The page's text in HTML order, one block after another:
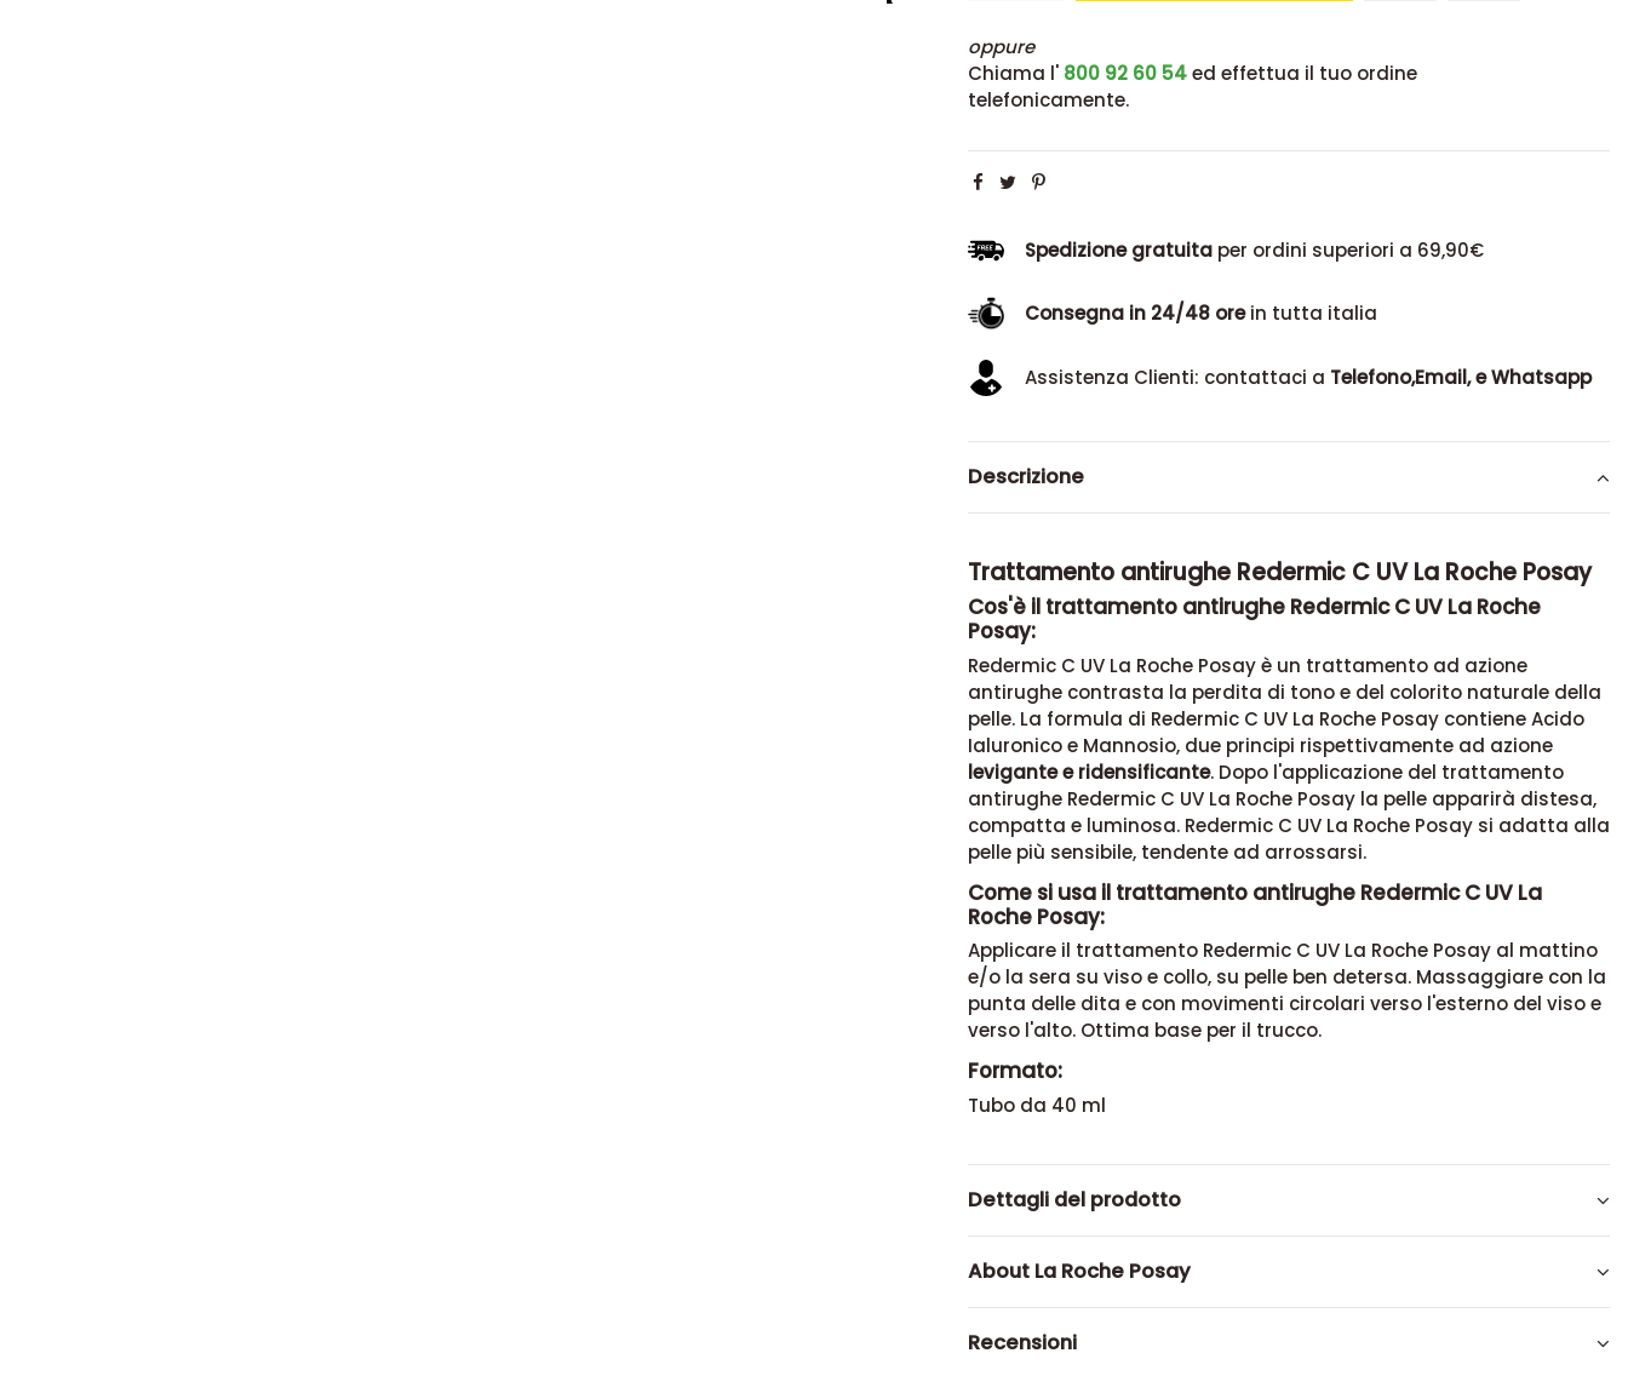
oppure
Chiama l' 800 92 60 54ed effettua il tuo ordine
telefonicamente.
Spedizione gratuitaper ordini superiori a 69,90€
Consegna in 24/48 orein tutta italia
Assistenza Clienti: contattaci a Telefono,Email, e Whatsapp
Descrizione
Trattamento antirughe Redermic C UV La Roche Posay
Cos'è il trattamento antirughe Redermic C UV La Roche
Posay:
Redermic C UV La Roche Posay è un trattamento ad azione
antirughe contrasta la perdita di tono e del colorito naturale della
pelle. La formula di Redermic C UV La Roche Posay contiene Acido
Ialuronico e Mannosio, due principi rispettivamente ad azione
levigante e ridensificante. Dopo l'applicazione del trattamento
antirughe Redermic C UV La Roche Posay la pelle apparirà distesa,
compatta e luminosa. Redermic C UV La Roche Posay si adatta alla
pelle più sensibile, tendente ad arrossarsi.
Come si usa il trattamento antirughe Redermic C UV La
Roche Posay:
Applicare il trattamento Redermic C UV La Roche Posay al mattino
e/o la sera su viso e collo, su pelle ben detersa. Massaggiare con la
punta delle dita e con movimenti circolari verso l'esterno del viso e
verso l'alto. Ottima base per il trucco.
Formato:
Tubo da 40 ml
Dettagli del prodotto
About La Roche Posay
Recensioni